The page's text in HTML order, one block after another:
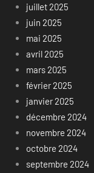
juillet 2025
juin 2025
mai 2025
avril 2025
mars 2025
février 2025
janvier 2025
décembre 2024
novembre 2024
octobre 2024
septembre 2024